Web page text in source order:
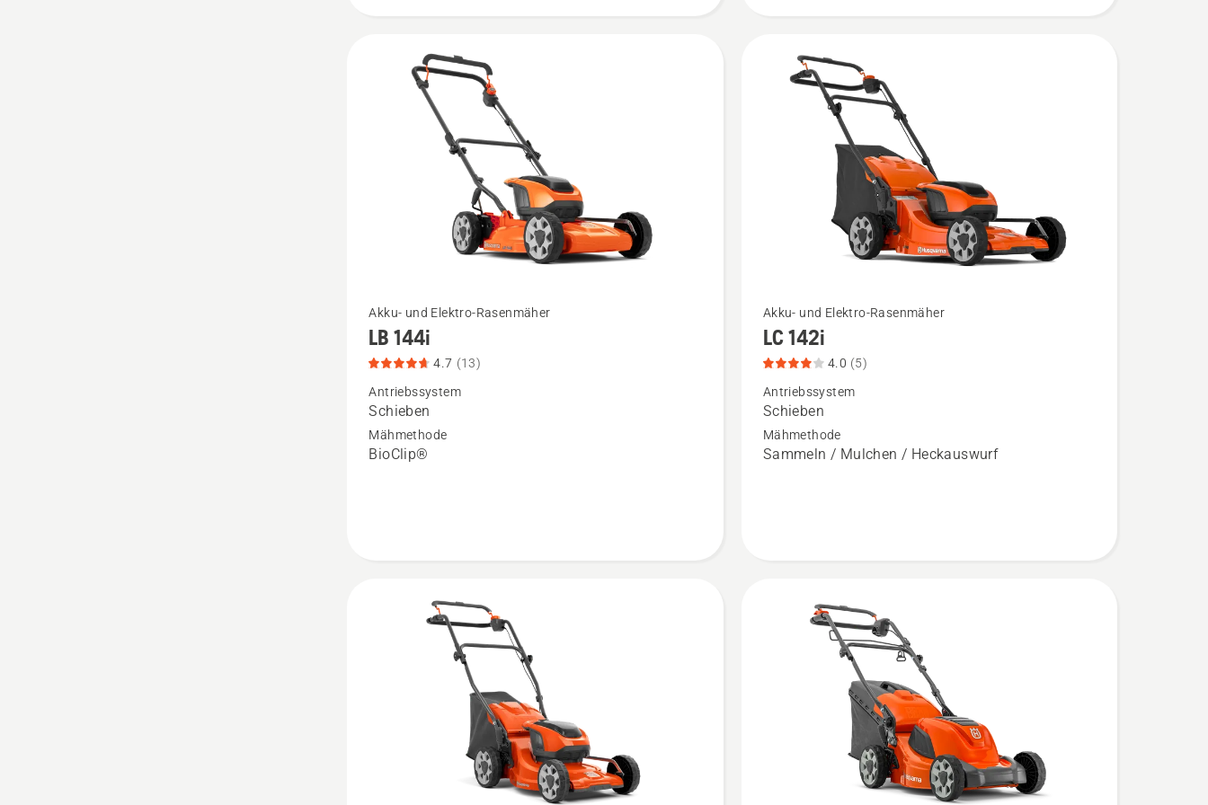
Mehr
Details
LB 144i
anzeigen,
Produktbewertung
Akku- und Elektro-Rasenmäher
LB 144i
4.7 (13)
Antriebssystem
Schieben
Mähmethode
BioClip®
Mehr
Details
LC 142i
anzeigen,
Produktbewertung
Akku- und Elektro-Rasenmäher
LC 142i
4.0 (5)
Antriebssystem
Schieben
Mähmethode
Sammeln / Mulchen / Heckauswurf